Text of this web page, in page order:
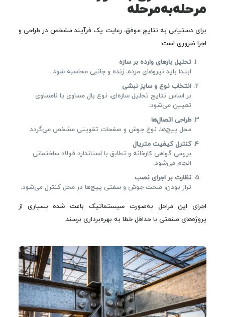
مرحله‌به‌مرحله
برای دستیابی به نتایج موفق، رعایت یک فرآیند مشخص در طراحی و
اجرا ضروری است:
تحلیل بارهای وارده بر سازه
ابتدا باید نیروهای مرده، زنده و جانبی محاسبه شود.
انتخاب نوع و سایز نبشی
بر اساس نتایج تحلیل سازه‌ای، نوع بال مساوی یا نامساوی
تعیین می‌شود.
طراحی اتصال‌ها
محل پیچ‌ها، نوع جوش و صفحات تقویتی مشخص می‌گردد.
کنترل کیفیت متریال
بررسی گواهی کارخانه و تطابق با استاندارد فولاد ساختمانی
انجام می‌شود.
نظارت بر اجرای نصب
تراز بودن، صحت جوش و سفتی پیچ‌ها در محل کنترل می‌شود.
اجرای این مراحل به‌صورت سیستماتیک باعث شده بسیاری از
پروژه‌های صنعتی با حداقل خطا به بهره‌برداری برسند.